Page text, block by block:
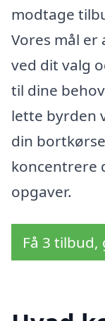
modtage
Vores mål
ved dit valg
til dine
lette byrden
din
koncentrere
opgaver.
Få 3